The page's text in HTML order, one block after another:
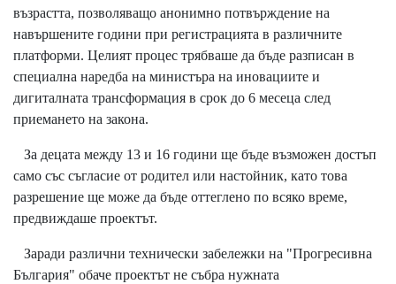
възрастта, позволяващо анонимно потвърждение на
навършените години при регистрацията в различните
платформи. Целият процес трябваше да бъде разписан в
специална наредба на министъра на иновациите и
дигиталната трансформация в срок до 6 месеца след
приемането на закона.
За децата между 13 и 16 години ще бъде възможен достъп
само със съгласие от родител или настойник, като това
разрешение ще може да бъде оттеглено по всяко време,
предвиждаше проектът.
Заради различни технически забележки на "Прогресивна
България" обаче проектът не събра нужната